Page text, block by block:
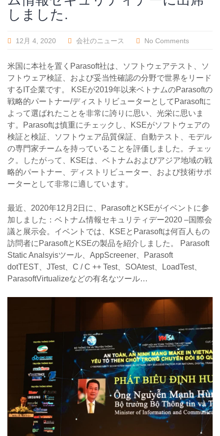
しました.
12月 4, 2020 会社のニュース No Comments
米国に本社を置くParasoft社は、ソフトウェアテスト、ソ
フトウェア検証、および妥当性確認の分野で世界をリード
するIT企業です。 KSEが2019年以来ベトナムのParasoftの
戦略的パートナー/ディストリビューターとしてParasoftに
よって選ばれたことを非常に誇りに思い、光栄に思いま
す。Parasoftは慎重にチェックし、KSEがソフトウェアの
検証と検証、ソフトウェア品質保証、自動テスト、モデル
の専門家チームを持っていることを評価しました。チェッ
ク。したがって、KSEは、ベトナムおよびアジア地域の戦
略的パートナー、ディストリビューター、および技術サポ
ーターとして非常に適しています。
最近、2020年12月2日に、ParasoftとKSEがイベントに参
加しました：ベトナム情報セキュリティデー2020 –国際会
議と展示会。イベントでは、KSEとParasoftは何百人もの
訪問者にParasoftとKSEの製品を紹介しました。 Parasoft
Static Analsyisツール、AppScreener、Parasoft
dotTEST、JTest、C / C ++ Test、SOAtest、LoadTest、
ParasoftVirtualizeなどの有名なツール…